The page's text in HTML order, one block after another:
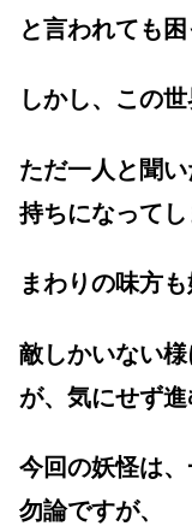
と言われても困
しかし、この
ただ一人と聞
持ちになってし
まわりの味方
敵しかいない
が、気にせず進
今回の妖怪は
勿論ですが、